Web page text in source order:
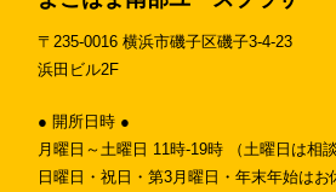
〒235-0016 横浜市磯子区磯子3-4-23
浜田ビル2F
● 開所日時 ●
月曜日～土曜日 11時-19時 （土曜日は相
日曜日・祝日・第3月曜日・年末年始はお